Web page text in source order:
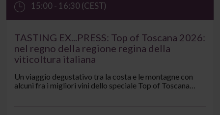
15:00 - 16:30 (CEST)
TASTING EX...PRESS: Top of Toscana 2026:
nel regno della regione regina della
viticoltura italiana
Un viaggio degustativo tra la costa e le montagne con
alcuni fra i migliori vini dello speciale Top of Toscana